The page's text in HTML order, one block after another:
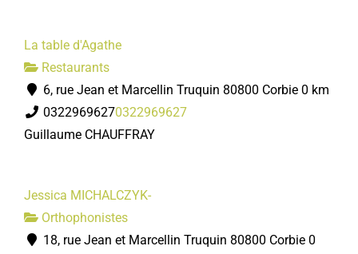
La table d'Agathe
Restaurants
6, rue Jean et Marcellin Truquin 80800 Corbie 0 km
03229696270322969627
Guillaume CHAUFFRAY
Jessica MICHALCZYK-
Orthophonistes
18, rue Jean et Marcellin Truquin 80800 Corbie 0